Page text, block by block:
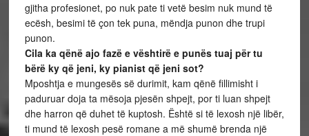
gjitha profesionet, po nuk pate ti vetë besim nuk mund të
ecësh, besimi të çon tek puna, mëndja punon dhe trupi
punon.
Cila ka qënë ajo fazë e vështirë e punës tuaj për tu
bërë ky që jeni, ky pianist që jeni sot?
Mposhtja e mungesës së durimit, kam qënë fillimisht i
paduruar doja ta mësoja pjesën shpejt, por ti luan shpejt
dhe harron që duhet të kuptosh. Është si të lexosh një libër,
ti mund të lexosh pesë romane a më shumë brenda një